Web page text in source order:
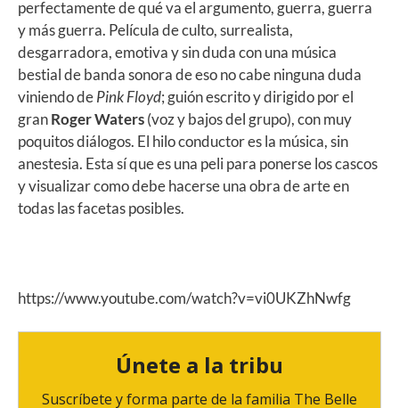
perfectamente de qué va el argumento, guerra, guerra
y más guerra. Película de culto, surrealista,
desgarradora, emotiva y sin duda con una música
bestial de banda sonora de eso no cabe ninguna duda
viniendo dePink Floyd; guión escrito y dirigido por el
granRoger Waters(voz y bajos del grupo), con muy
poquitos diálogos. El hilo conductor es la música, sin
anestesia. Esta sí que es una peli para ponerse los cascos
y visualizar como debe hacerse una obra de arte en
todas las facetas posibles.
https://www.youtube.com/watch?v=vi0UKZhNwfg